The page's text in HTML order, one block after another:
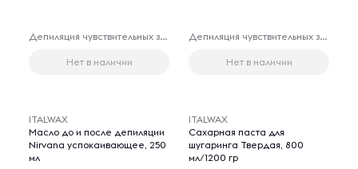
Депиляция чувствительных зон
Нет в наличии
Депиляция чувствительных зон
Нет в наличии
ITALWAX
Масло до и после депиляции
Nirvana успокаивающее, 250
мл
ITALWAX
Сахарная паста для
шугаринга Твердая, 800
мл/1200 гр